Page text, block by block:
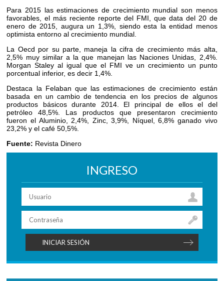
Para 2015 las estimaciones de crecimiento mundial son menos
favorables, el más reciente reporte del FMI, que data del 20 de
enero de 2015, augura un 1,3%, siendo esta la entidad menos
optimista entorno al crecimiento mundial.
La Oecd por su parte, maneja la cifra de crecimiento más alta,
2,5% muy similar a la que manejan las Naciones Unidas, 2,4%.
Morgan Staley al igual que el FMI ve un crecimiento un punto
porcentual inferior, es decir 1,4%.
Destaca la Felaban que las estimaciones de crecimiento están
basada en un cambio de tendencia en los precios de algunos
productos básicos durante 2014. El principal de ellos el del
petróleo 48,5%. Las productos que presentaron crecimiento
fueron el Aluminio, 2,4%, Zinc, 3,9%, Níquel, 6,8% ganado vivo
23,2% y el café 50,5%.
Fuente: Revista Dinero
INGRESO